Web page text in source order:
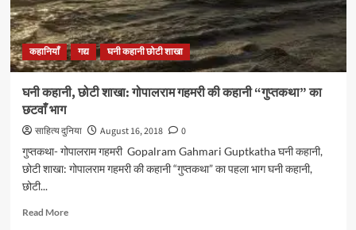
सातवाँ
भाग
कहानियाँ गद्य घनी कहानी छोटी शाखा
घनी कहानी, छोटी शाखा: गोपालराम गहमरी की कहानी “गुप्तकथा” का
छटवाँ भाग
साहित्य दुनिया August 16, 2018
0
गुप्तकथा- गोपालराम गहमरी Gopalram Gahmari Guptkatha घनी कहानी,
छोटी शाखा: गोपालराम गहमरी की कहानी “गुप्तकथा” का पहला भाग घनी कहानी,
छोटी...
Read MoreRead